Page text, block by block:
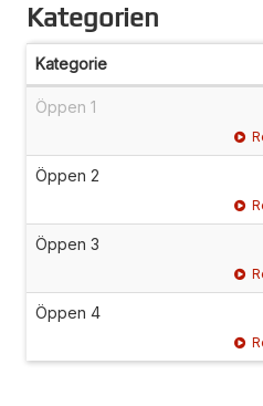
Kategorien
Kategorie
Öppen 1
Öppen 2
Öppen 3
Öppen 4